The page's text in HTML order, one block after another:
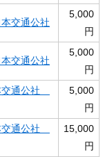
交通公社
5,000
円
交通公社
5,000
円
通公社
5,000
円
通公社
15,000
円